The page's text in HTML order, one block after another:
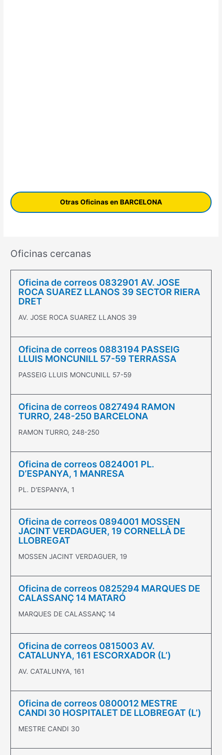
Otras Oficinas en BARCELONA
Oficinas cercanas
Oficina de correos 0832901 AV. JOSE
ROCA SUAREZ LLANOS 39 SECTOR RIERA
DRET
AV. JOSE ROCA SUAREZ LLANOS 39
Oficina de correos 0883194 PASSEIG
LLUIS MONCUNILL 57-59 TERRASSA
PASSEIG LLUIS MONCUNILL 57-59
Oficina de correos 0827494 RAMON
TURRO, 248-250 BARCELONA
RAMON TURRO, 248-250
Oficina de correos 0824001 PL.
D’ESPANYA, 1 MANRESA
PL. D'ESPANYA, 1
Oficina de correos 0894001 MOSSEN
JACINT VERDAGUER, 19 CORNELLÀ DE
LLOBREGAT
MOSSEN JACINT VERDAGUER, 19
Oficina de correos 0825294 MARQUES DE
CALASSANÇ 14 MATARÓ
MARQUES DE CALASSANÇ 14
Oficina de correos 0815003 AV.
CATALUNYA, 161 ESCORXADOR (L’)
AV. CATALUNYA, 161
Oficina de correos 0800012 MESTRE
CANDI 30 HOSPITALET DE LLOBREGAT (L’)
MESTRE CANDI 30